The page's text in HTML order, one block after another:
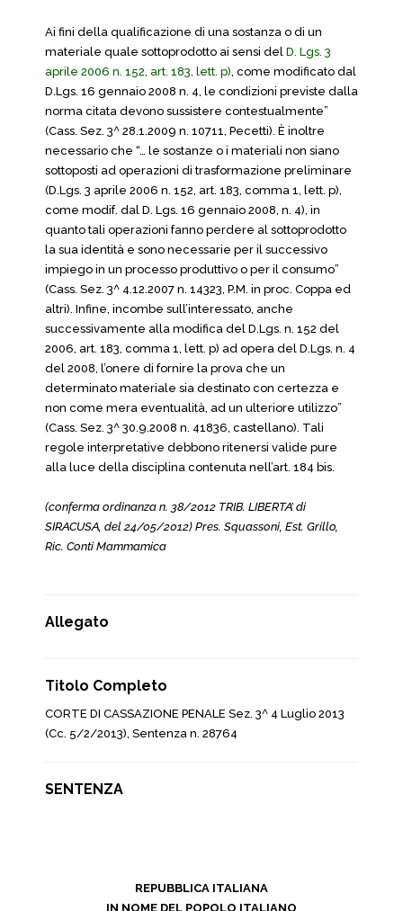
Ai fini della qualificazione di una sostanza o di un
materiale quale sottoprodotto ai sensi del D. Lgs. 3
aprile 2006 n. 152, art. 183, lett. p), come modificato dal
D.Lgs. 16 gennaio 2008 n. 4, le condizioni previste dalla
norma citata devono sussistere contestualmente”
(Cass. Sez. 3^ 28.1.2009 n. 10711, Pecetti). È inoltre
necessario che “… le sostanze o i materiali non siano
sottoposti ad operazioni di trasformazione preliminare
(D.Lgs. 3 aprile 2006 n. 152, art. 183, comma 1, lett. p),
come modif. dal D. Lgs. 16 gennaio 2008, n. 4), in
quanto tali operazioni fanno perdere al sottoprodotto
la sua identità e sono necessarie per il successivo
impiego in un processo produttivo o per il consumo”
(Cass. Sez. 3^ 4.12.2007 n. 14323, P.M. in proc. Coppa ed
altri). Infine, incombe sull’interessato, anche
successivamente alla modifica del D.Lgs. n. 152 del
2006, art. 183, comma 1, lett. p) ad opera del D.Lgs. n. 4
del 2008, l’onere di fornire la prova che un
determinato materiale sia destinato con certezza e
non come mera eventualità, ad un ulteriore utilizzo”
(Cass. Sez. 3^ 30.9.2008 n. 41836, castellano). Tali
regole interpretative debbono ritenersi valide pure
alla luce della disciplina contenuta nell’art. 184 bis.
(conferma ordinanza n. 38/2012 TRIB. LIBERTA’ di
SIRACUSA, del 24/05/2012) Pres. Squassoni, Est. Grillo,
Ric. Conti Mammamica
Allegato
Titolo Completo
CORTE DI CASSAZIONE PENALE Sez. 3^ 4 Luglio 2013
(Cc. 5/2/2013), Sentenza n. 28764
SENTENZA
REPUBBLICA ITALIANA
IN NOME DEL POPOLO ITALIANO